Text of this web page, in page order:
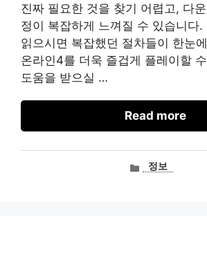
진짜 필요한 것을 찾기 어렵고, 다
정이 복잡하게 느껴질 수 있습니다.
읽으시면 복잡했던 절차들이 한눈
온라인4를 더욱 즐겁게 플레이할
도움을 받으실 …
Read more
카정보